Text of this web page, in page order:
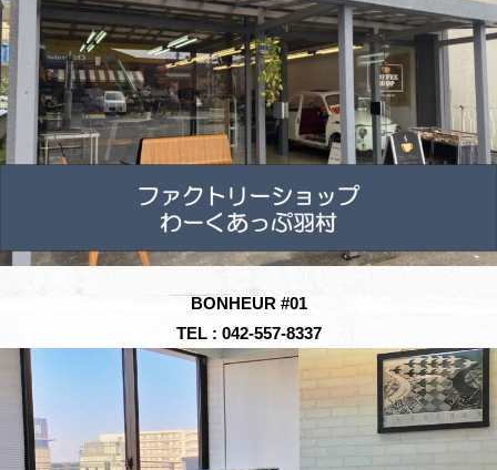
BONHEUR #01
TEL : 042-557-8337